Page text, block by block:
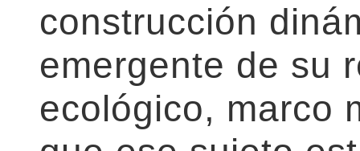
construcción
emergente de su
ecológico, marco